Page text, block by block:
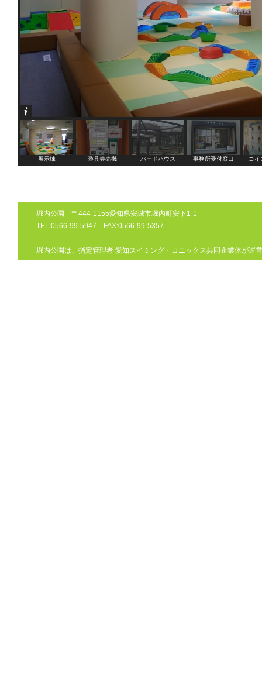
展示棟 遊具券売機 バードハウス 事務所受付窓口 コイ
堀内公園 〒444-1155愛知県安城市堀内町安下1-1
TEL:0566-99-5947 FAX:0566-99-5357
堀内公園は、指定管理者 愛知スイミング・コニックス共同企業体が運